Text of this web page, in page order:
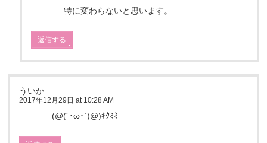
特に変わらないと思います。
返信する
ういか
2017年12月29日 at 10:28 AM
(@(´･ω･`)@)ｷｸﾐﾐ